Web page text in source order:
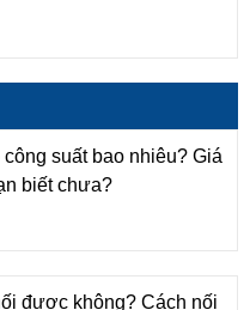
suất bao nhiêu? Giá
biết chưa?
được không? Cách nối